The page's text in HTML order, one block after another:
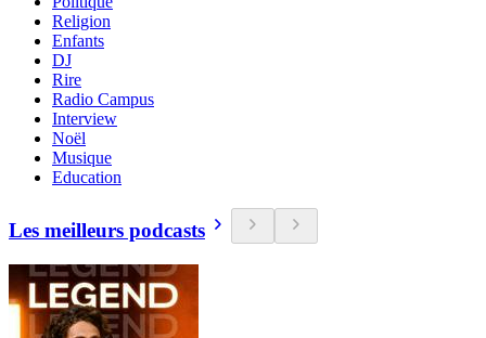
Religion
Enfants
DJ
Rire
Radio Campus
Interview
Noël
Musique
Education
Les meilleurs podcasts